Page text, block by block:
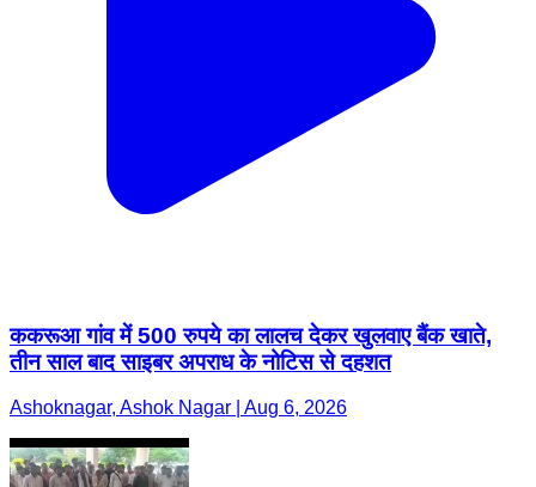
ककरूआ गांव में 500 रुपये का लालच देकर खुलवाए बैंक खाते,
तीन साल बाद साइबर अपराध के नोटिस से दहशत
Ashoknagar, Ashok Nagar | Aug 6, 2026